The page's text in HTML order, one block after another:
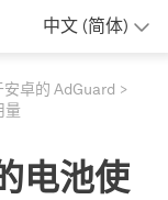
中文 (简体)
安卓的 AdGuard
量
电池使